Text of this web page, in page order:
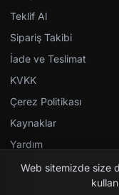
Teklif Al
Sipariş Takibi
İade ve Teslimat
KVKK
Çerez Politikası
Kaynaklar
Yardım
Web sitemizde size